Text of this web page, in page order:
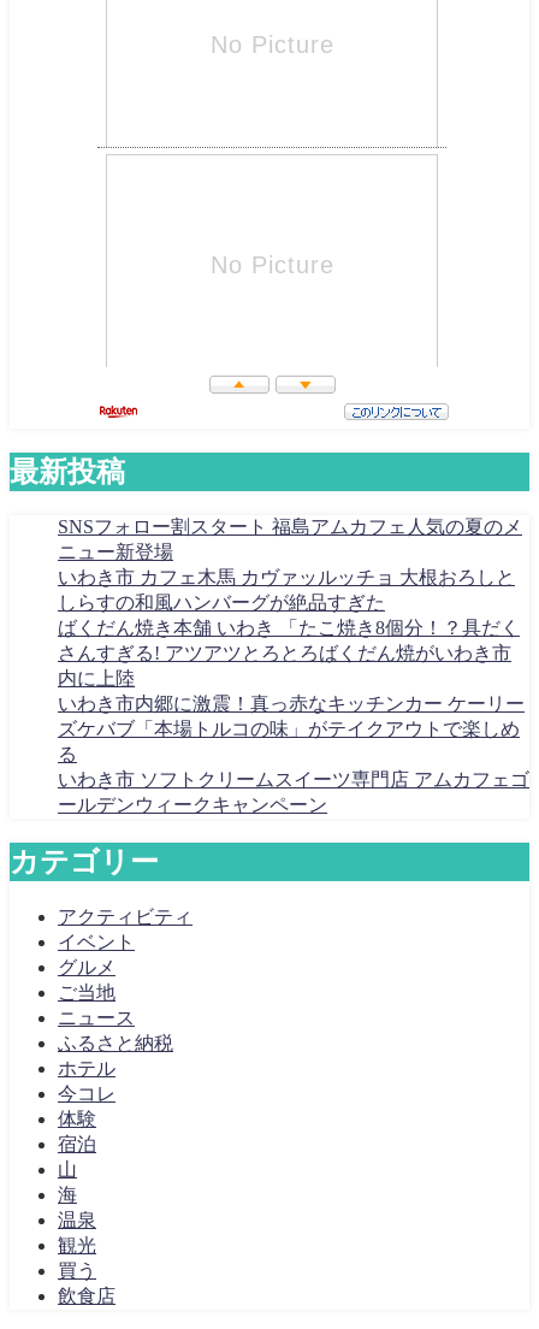
最新投稿
SNSフォロー割スタート 福島アムカフェ人気の夏のメ
ニュー新登場
いわき市 カフェ木馬 カヴァッルッチョ 大根おろしと
しらすの和風ハンバーグが絶品すぎた
ばくだん焼き本舗 いわき 「たこ焼き8個分！？具だく
さんすぎる! アツアツとろとろばくだん焼がいわき市
内に上陸
いわき市内郷に激震！真っ赤なキッチンカー ケーリー
ズケバブ「本場トルコの味」がテイクアウトで楽しめ
る
いわき市 ソフトクリームスイーツ専門店 アムカフェゴ
ールデンウィークキャンペーン
カテゴリー
アクティビティ
イベント
グルメ
ご当地
ニュース
ふるさと納税
ホテル
今コレ
体験
宿泊
山
海
温泉
観光
買う
飲食店